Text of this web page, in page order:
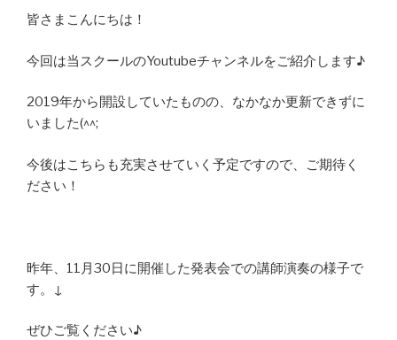
皆さまこんにちは！
今回は当スクールのYoutubeチャンネルをご紹介します♪
2019年から開設していたものの、なかなか更新できずに
いました(^^;
今後はこちらも充実させていく予定ですので、ご期待く
ださい！
昨年、11月30日に開催した発表会での講師演奏の様子で
す。↓
ぜひご覧ください♪